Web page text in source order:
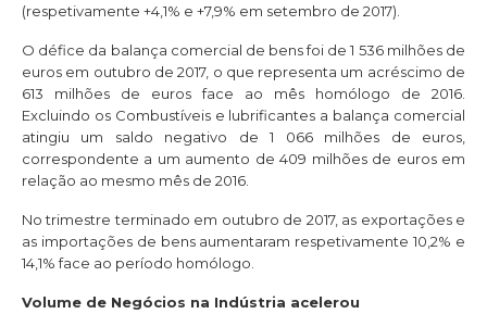
(respetivamente +4,1% e +7,9% em setembro de 2017).
O défice da balança comercial de bens foi de 1 536 milhões de
euros em outubro de 2017, o que representa um acréscimo de
613 milhões de euros face ao mês homólogo de 2016.
Excluindo os Combustíveis e lubrificantes a balança comercial
atingiu um saldo negativo de 1 066 milhões de euros,
correspondente a um aumento de 409 milhões de euros em
relação ao mesmo mês de 2016.
No trimestre terminado em outubro de 2017, as exportações e
as importações de bens aumentaram respetivamente 10,2% e
14,1% face ao período homólogo.
Volume de Negócios na Indústria acelerou